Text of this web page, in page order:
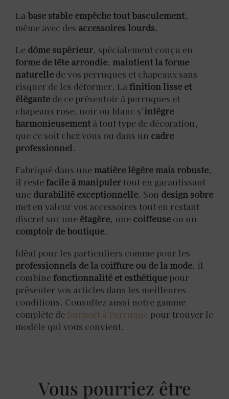
La base stable empêche tout basculement,
même avec des accessoires lourds.
Le dôme supérieur, spécialement conçu en
forme de tête arrondie, maintient la forme
naturelle de vos perruques et chapeaux sans
risquer de les déformer. La finition lisse et
élégante de ce présentoir à perruques et
chapeaux rose, noir ou blanc s’intègre
harmonieusement à tout type de décoration,
que ce soit chez vous ou dans un cadre
professionnel.
Fabriqué dans une matière légère mais robuste,
il restefacile à manipuler tout en garantissant
une durabilité exceptionnelle. Son design sobre
met en valeur vos accessoires tout en restant
discret sur une étagère, une coiffeuse ou un
comptoir de boutique.
Idéal pour les particuliers comme pour les
professionnels de la coiffure ou de la mode, il
combinefonctionnalité et esthétique pour
présenter vos articles dans les meilleures
conditions. Consultez aussi notre gamme
complète de Support à Perruque pour trouver le
modèle qui vous convient.
Vous pourriez être